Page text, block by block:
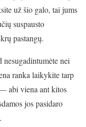
už šio galo, tai jums
suspausto
pastangų.
nei
ranka laikykite tarp
abi viena ant kitos
jos pasidaro